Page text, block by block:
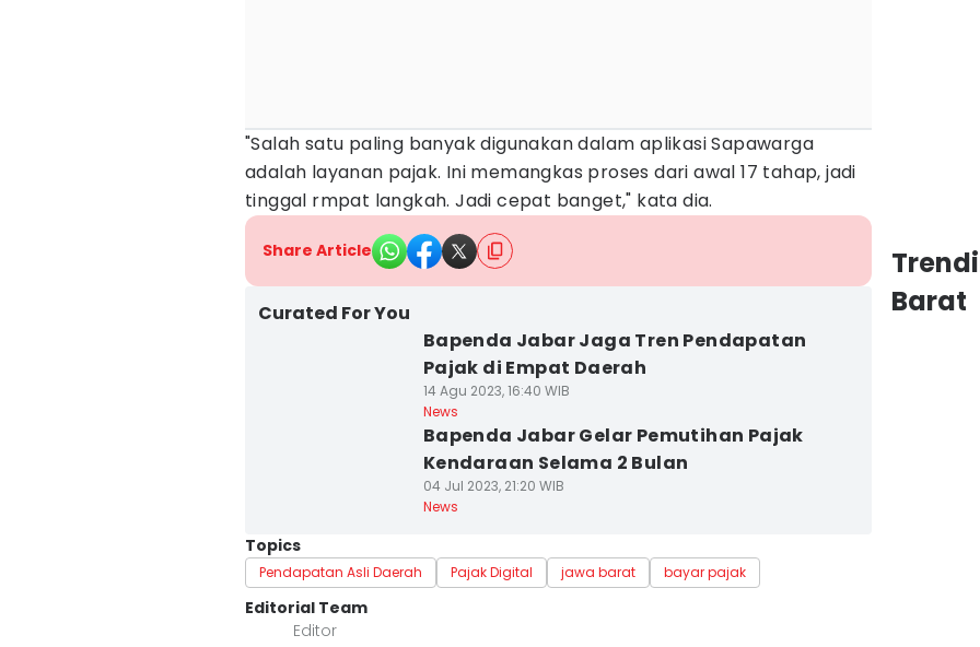
"Salah satu paling banyak digunakan dalam aplikasi Sapawarga
adalah layanan pajak. Ini memangkas proses dari awal 17 tahap, jadi
tinggal rmpat langkah. Jadi cepat banget," kata dia.
Share Article
Curated For You
Bapenda Jabar Jaga Tren Pendapatan
Pajak di Empat Daerah
14 Agu 2023, 16:40 WIB
News
Bapenda Jabar Gelar Pemutihan Pajak
Kendaraan Selama 2 Bulan
04 Jul 2023, 21:20 WIB
News
Topics
Pendapatan Asli Daerah Pajak Digital jawa barat bayar pajak
Editorial Team
Editor
Barat